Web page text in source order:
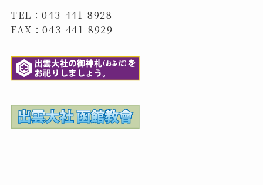
TEL：043-441-8928
FAX：043-441-8929